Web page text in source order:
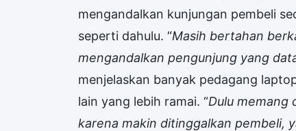
mengandalkan kunjungan pembeli
seperti dahulu. “Masih bertahan
mengandalkan pengunjung yang
menjelaskan banyak pedagang
lain yang lebih ramai. “Dulu memang
karena makin ditinggalkan pembeli,